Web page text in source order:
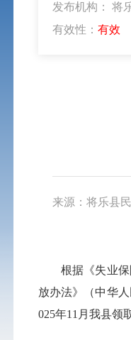
发布机构： 将
有效性： 有效
来源：将乐县
根据《失业保险
放办法》（中华
025年11月我县领